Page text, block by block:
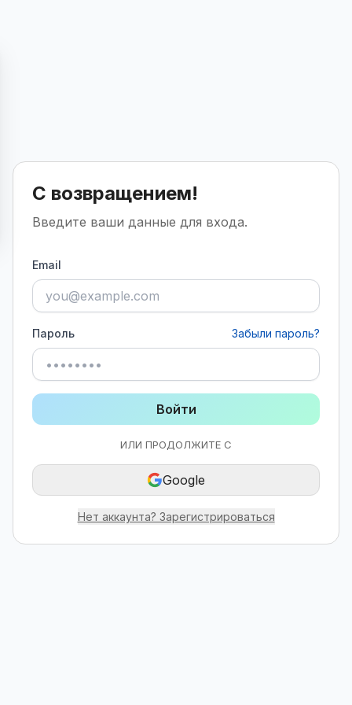
С возвращением!
Введите ваши данные для входа.
Email
Пароль Забыли пароль?
Войти
ИЛИ ПРОДОЛЖИТЕ С
Google
Нет аккаунта? Зарегистрироваться